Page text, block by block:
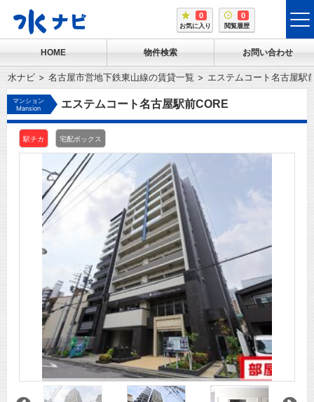
0
お気に入り
0
閲覧履歴
HOME 物件検索 お問い合わせ
水ナビ 名古屋市営地下鉄東山線の賃貸一覧 エステムコート名古屋駅
マンション
Mansion
エステムコート名古屋駅前CORE
駅チカ 宅配ボックス